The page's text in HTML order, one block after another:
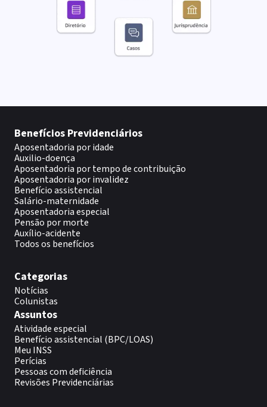
Benefícios Previdenciários
Aposentadoria por idade
Auxilio-doença
Aposentadoria por tempo de contribuição
Aposentadoria por invalidez
Benefício assistencial
Salário-maternidade
Aposentadoria especial
Pensão por morte
Auxílio-acidente
Todos os benefícios
Categorias
Notícias
Colunistas
Assuntos
Atividade especial
Benefício assistencial (BPC/LOAS)
Meu INSS
Perícias
Pessoas com deficiência
Revisões Previdenciárias